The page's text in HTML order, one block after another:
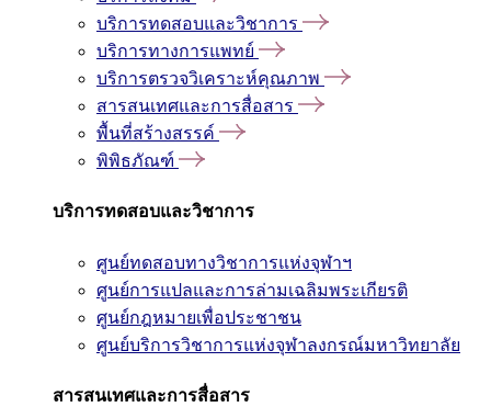
บริการทดสอบและวิชาการ
บริการทางการแพทย์
บริการตรวจวิเคราะห์คุณภาพ
สารสนเทศและการสื่อสาร
พื้นที่สร้างสรรค์
พิพิธภัณฑ์
บริการทดสอบและวิชาการ
ศูนย์ทดสอบทางวิชาการแห่งจุฬาฯ
ศูนย์การแปลและการล่ามเฉลิมพระเกียรติ
ศูนย์กฎหมายเพื่อประชาชน
ศูนย์บริการวิชาการแห่งจุฬาลงกรณ์มหาวิทยาลัย
สารสนเทศและการสื่อสาร